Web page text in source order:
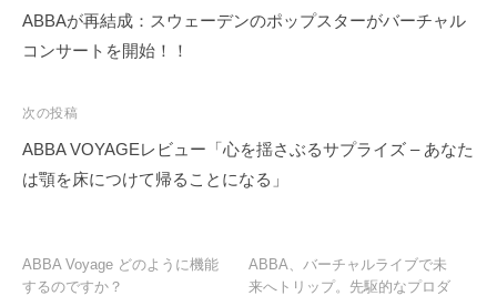
稿
ナ
ゲ
ー
シ
ABBAが再結成：スウェーデンのポップスターがバーチャル
コンサートを開始！！
次の投稿
ABBA VOYAGEレビュー「心を揺さぶるサプライズ – あなた
は顎を床につけて帰ることになる」
ABBA Voyage どのように機能
するのですか？
ABBA、バーチャルライブで未
来へトリップ。先駆的なプロダ